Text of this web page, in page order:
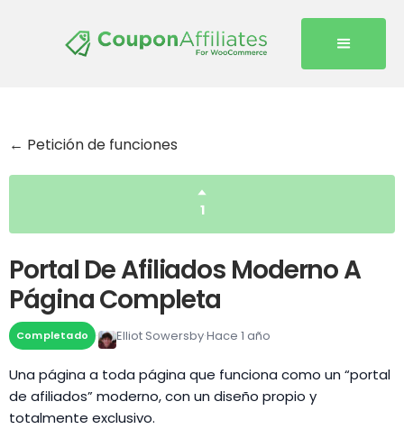
← Petición de funciones
1
Portal De Afiliados Moderno A
Página Completa
Completado Elliot SowersbyHace 1 año
Una página a toda página que funciona como un “portal
de afiliados” moderno, con un diseño propio y
totalmente exclusivo.